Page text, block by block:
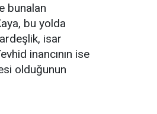
bunalan
bu yolda
isar
inancının ise
olduğunun